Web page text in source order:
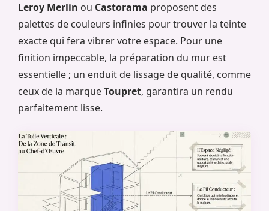
Leroy Merlin ou Castorama proposent des
palettes de couleurs infinies pour trouver la teinte
exacte qui fera vibrer votre espace. Pour une
finition impeccable, la préparation du mur est
essentielle ; un enduit de lissage de qualité, comme
ceux de la marqueToupret, garantira un rendu
parfaitement lisse.